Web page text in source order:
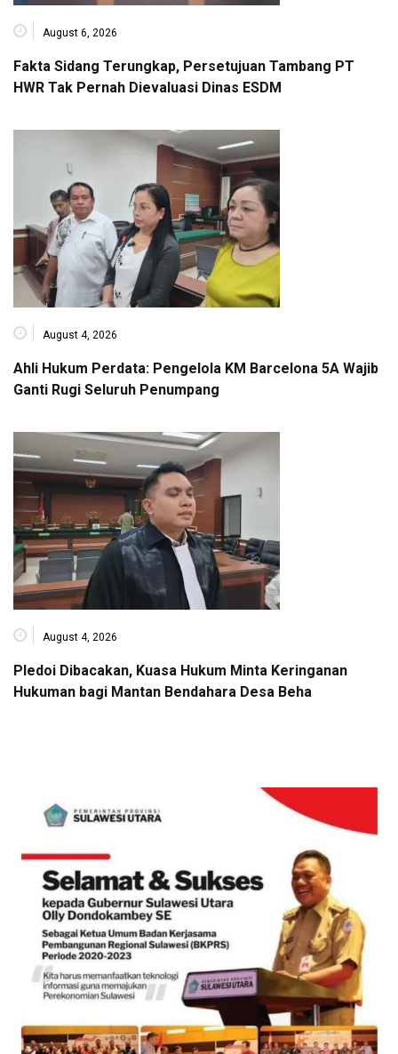
August 6, 2026
Fakta Sidang Terungkap, Persetujuan Tambang PT
HWR Tak Pernah Dievaluasi Dinas ESDM
August 4, 2026
Ahli Hukum Perdata: Pengelola KM Barcelona 5A Wajib
Ganti Rugi Seluruh Penumpang
August 4, 2026
Pledoi Dibacakan, Kuasa Hukum Minta Keringanan
Hukuman bagi Mantan Bendahara Desa Beha